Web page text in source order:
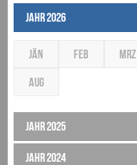
Jahr 2026
JÄN FEB MRZ
AUG
Jahr 2025
Jahr 2024